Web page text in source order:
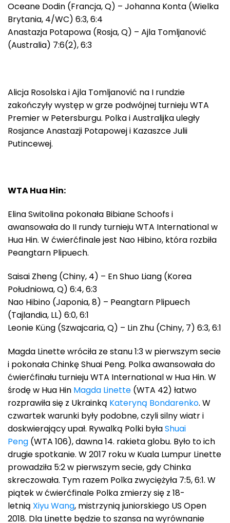
Oceane Dodin (Francja, Q) – Johanna Konta (Wielka
Brytania, 4/WC) 6:3, 6:4
Anastazja Potapowa (Rosja, Q) – Ajla Tomljanović
(Australia) 7:6(2), 6:3
Alicja Rosolska i Ajla Tomljanović na I rundzie
zakończyły występ w grze podwójnej turnieju WTA
Premier w Petersburgu. Polka i Australijka uległy
Rosjance Anastazji Potapowej i Kazaszce Julii
Putincewej.
WTA Hua Hin:
Elina Switolina pokonała Bibiane Schoofs i
awansowała do II rundy turnieju WTA International w
Hua Hin. W ćwierćfinale jest Nao Hibino, która rozbiła
Peangtarn Plipuech.
Saisai Zheng (Chiny, 4) – En Shuo Liang (Korea
Południowa, Q) 6:4, 6:3
Nao Hibino (Japonia, 8) – Peangtarn Plipuech
(Tajlandia, LL) 6:0, 6:1
Leonie Küng (Szwajcaria, Q) – Lin Zhu (Chiny, 7) 6:3, 6:1
Magda Linette wróciła ze stanu 1:3 w pierwszym secie
i pokonała Chinkę Shuai Peng. Polka awansowała do
ćwierćfinału turnieju WTA International w Hua Hin. W
środę w Hua Hin Magda Linette (WTA 42) łatwo
rozprawiła się z Ukrainką Kateryną Bondarenko. W
czwartek warunki były podobne, czyli silny wiatr i
doskwierający upał. Rywalką Polki byłaShuai
Peng (WTA 106), dawna 14. rakieta globu. Było to ich
drugie spotkanie. W 2017 roku w Kuala Lumpur Linette
prowadziła 5:2 w pierwszym secie, gdy Chinka
skreczowała. Tym razem Polka zwyciężyła 7:5, 6:1. W
piątek w ćwierćfinale Polka zmierzy się z 18-
letnią Xiyu Wang, mistrzynią juniorskiego US Open
2018. Dla Linette będzie to szansa na wyrównanie